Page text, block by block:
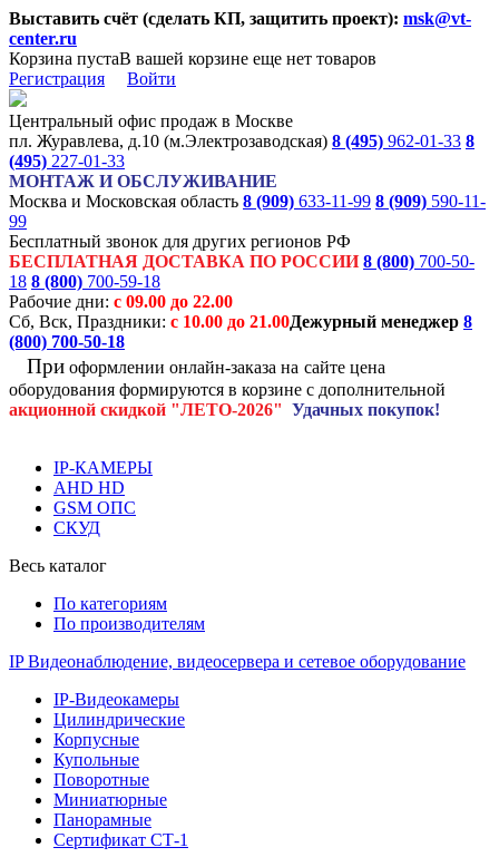
Выставить счёт (сделать КП, защитить проект): msk@vt-
center.ru
Корзина пустаВ вашей корзине еще нет товаров
Регистрация
Войти
Центральный офис продаж в Москве
пл. Журавлева, д.10 (м.Электрозаводская) 8 (495) 962-01-33 8
(495) 227-01-33
МОНТАЖ И ОБСЛУЖИВАНИЕ
Москва и Московская область 8 (909) 633-11-99 8 (909) 590-11-
99
Бесплатный звонок для других регионов РФ
БЕСПЛАТНАЯ ДОСТАВКА ПО РОССИИ 8 (800) 700-50-
18 8 (800) 700-59-18
Рабочие дни: с 09.00 до 22.00
Сб, Вск, Праздники: с 10.00 до 21.00Дежурный менеджер 8
(800) 700-50-18
При оформлении онлайн-заказа на сайте цена
оборудования формируются в корзине с дополнительной
акционной скидкой "ЛЕТО-2026" Удачных покупок!
IP-КАМЕРЫ
AHD HD
GSM ОПС
СКУД
Весь каталог
По категориям
По производителям
IP Видеонаблюдение, видеосервера и сетевое оборудование
IP-Видеокамеры
Цилиндрические
Корпусные
Купольные
Поворотные
Миниатюрные
Панорамные
Сертификат СТ-1